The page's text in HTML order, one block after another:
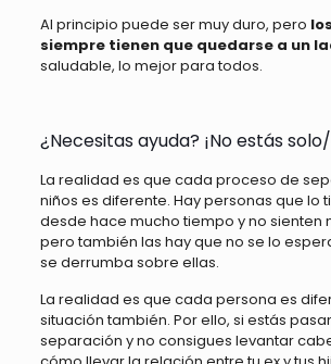
Al principio puede ser muy duro, pero
siempre tienen que quedarse a un
saludable, lo mejor para todos.
¿Necesitas ayuda? ¡No estás
La realidad es que cada proceso de
niños es diferente. Hay personas que lo
desde hace mucho tiempo y no sienten
pero también las hay que no se lo
se derrumba sobre ellas.
La realidad es que cada persona es
situación también. Por ello, si estás
separación y no consigues levantar